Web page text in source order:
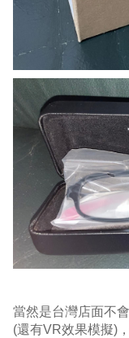
當然是台灣店面不
(還有VR效果模擬)